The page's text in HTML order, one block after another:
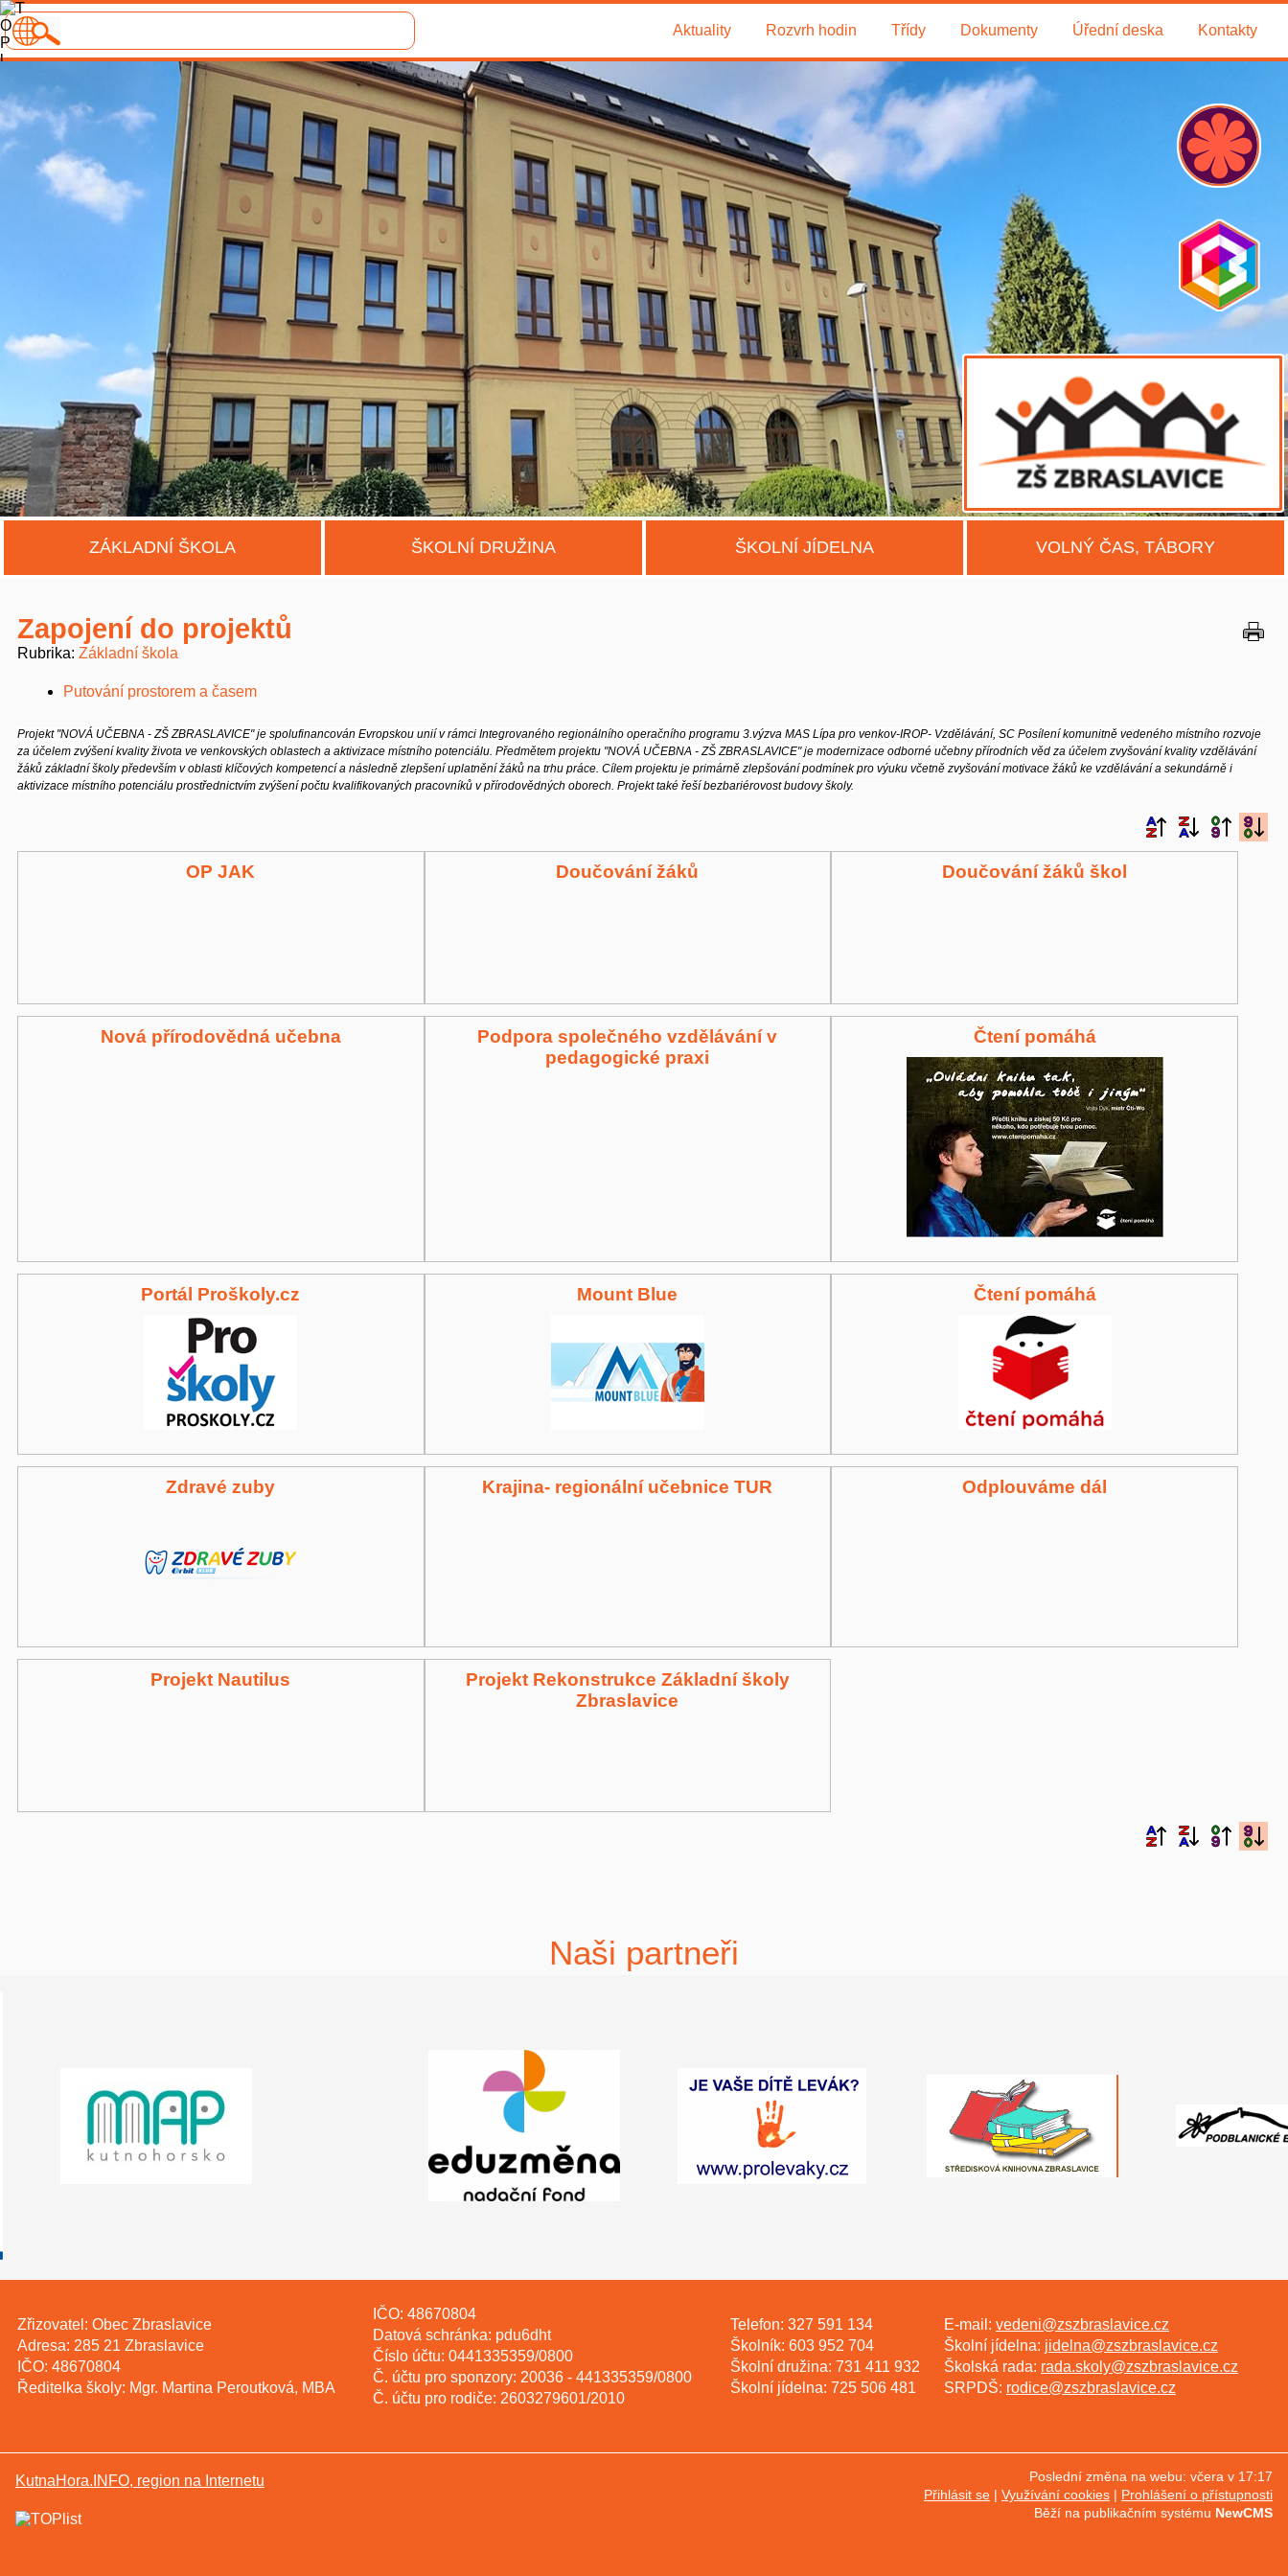
Aktuality Rozvrh hodin Třídy Dokumenty Úřední deska Kontakty
ZÁKLADNÍ ŠKOLA ŠKOLNÍ DRUŽINA ŠKOLNÍ JÍDELNA VOLNÝ ČAS, TÁBORY
Zapojení do projektů
Rubrika Základní škola
Putování prostorem a časem
Projekt "NOVÁ UČEBNA - ZŠ ZBRASLAVICE" je spolufinancován Evropskou unií vrámci Integrovaného regionálního operačního programu 3.výzva MAS Lípa pro venkov-IROP- Vzdělávání, SC Posílení komunitně vedeného místního rozvoje
za účelem zvýšení kvality života ve venkovských oblastech a aktivizace místního potenciálu. Předmětem projektu "NOVÁ UČEBNA - ZŠ ZBRASLAVICE" je modernizace odborné učebny přírodních věd za účelem zvyšování kvality vzdělávání
žáků základní školy především v oblasti klíčových kompetencí a následně zlepšení uplatnění žáků na trhu práce. Cílem projektu je primárně zlepšování podmínek pro výuku včetně zvyšování motivace žáků ke vzdělávání a sekundárně i
aktivizace místního potenciálu prostřednictvím zvýšení počtu kvalifikovaných pracovníků v přírodovědných oborech. Projekt také řeší bezbariérovost budovy školy.
OP JAK Doučování žáků Doučování žáků škol
Nová přírodovědná učebna
Podpora společného vzdělávání v
pedagogické praxi
Čtení pomáhá
Portál Proškoly.cz Mount Blue Čtení pomáhá
Zdravé zuby Krajina- regionální učebnice TUR Odplouváme dál
Projekt Nautilus
Projekt Rekonstrukce Základní školy
Zbraslavice
Naši partneři
Zřizovatel: Obec Zbraslavice
Adresa: 285 21 Zbraslavice
IČO: 48670804
Ředitelka školy: Mgr. Martina Peroutková, MBA
IČO: 48670804
Datová schránka: pdu6dht
Číslo účtu: 0441335359/0800
Č. účtu pro sponzory: 20036 - 441335359/0800
Č. účtu pro rodiče: 2603279601/2010
Telefon: 327 591 134
Školník: 603 952 704
Školní družina: 731 411 932
Školní jídelna: 725 506 481
E-mail: vedeni@zszbraslavice.cz
Školní jídelna: jidelna@zszbraslavice.cz
Školská rada: rada.skoly@zszbraslavice.cz
SRPDŠ: rodice@zszbraslavice.cz
KutnaHora.INFO, region na Internetu
Poslední změna na webu: včera v 17:17
Přihlásit se
Využívání cookies
Prohlášení o přístupnosti
Běží na publikačním systému NewCMS